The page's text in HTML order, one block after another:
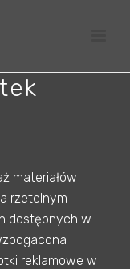
materiałów
rzetelnym
dostępnych w
reklamowe w